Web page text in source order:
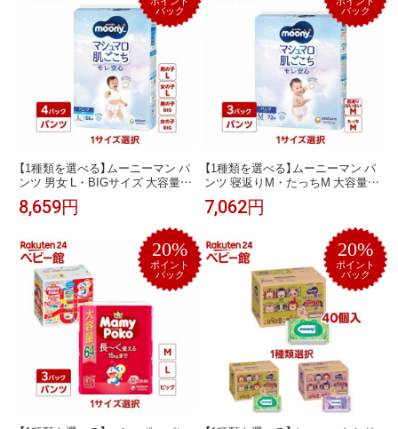
バック
【1種類を選べる】ムーニーマン パ
ンツ 男女 L・BIGサイズ 大容量(4
袋セット)【ムーニーマン】
8,659円
バック
【1種類を選べる】ムーニーマン パ
ンツ 寝返りM・たっちM 大容量(3
袋セット)【ムーニーマン】
7,062円
20%
ポイント
バック
20%
ポイント
バック